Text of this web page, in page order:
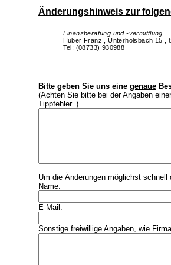
Änderungshinweis zur
Finanzberatung und -vermittlung
Huber Franz ,Unterholsbach 15 ,
Tel: (08733) 930988
Bitte geben Sie uns eine genaue
(Achten Sie bitte bei der Angaben
Tippfehler. )
Um die Änderungen möglichst
Name:
E-Mail:
Sonstige freiwillige Angaben, wie